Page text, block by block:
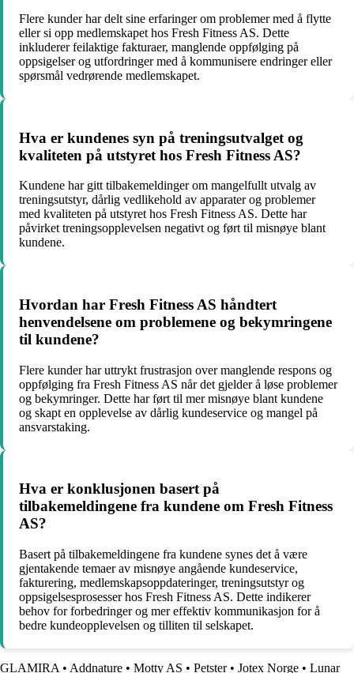
Flere kunder har delt sine erfaringer om problemer med å flytte
eller si opp medlemskapet hos Fresh Fitness AS. Dette
inkluderer feilaktige fakturaer, manglende oppfølging på
oppsigelser og utfordringer med å kommunisere endringer eller
spørsmål vedrørende medlemskapet.
Hva er kundenes syn på treningsutvalget og
kvaliteten på utstyret hos Fresh Fitness AS?
Kundene har gitt tilbakemeldinger om mangelfullt utvalg av
treningsutstyr, dårlig vedlikehold av apparater og problemer
med kvaliteten på utstyret hos Fresh Fitness AS. Dette har
påvirket treningsopplevelsen negativt og ført til misnøye blant
kundene.
Hvordan har Fresh Fitness AS håndtert
henvendelsene om problemene og bekymringene
til kundene?
Flere kunder har uttrykt frustrasjon over manglende respons og
oppfølging fra Fresh Fitness AS når det gjelder å løse problemer
og bekymringer. Dette har ført til mer misnøye blant kundene
og skapt en opplevelse av dårlig kundeservice og mangel på
ansvarstaking.
Hva er konklusjonen basert på
tilbakemeldingene fra kundene om Fresh Fitness
AS?
Basert på tilbakemeldingene fra kundene synes det å være
gjentakende temaer av misnøye angående kundeservice,
fakturering, medlemskapsoppdateringer, treningsutstyr og
oppsigelsesprosesser hos Fresh Fitness AS. Dette indikerer
behov for forbedringer og mer effektiv kommunikasjon for å
bedre kundeopplevelsen og tilliten til selskapet.
GLAMIRA • Addnature • Motty AS • Petster• Jotex Norge • Lunar